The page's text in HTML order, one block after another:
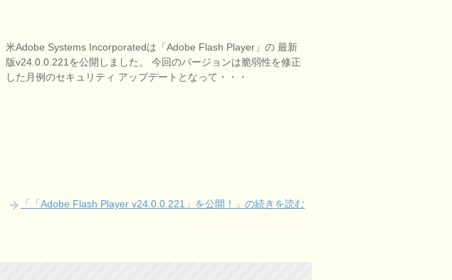
米Adobe Systems Incorporatedは「Adobe Flash Player」の 最新
版v24.0.0.221を公開しました。 今回のバージョンは脆弱性を修正
した月例のセキュリティ アップデートとなって・・・
「「Adobe Flash Player v24.0.0.221」を公開！」の続きを読む